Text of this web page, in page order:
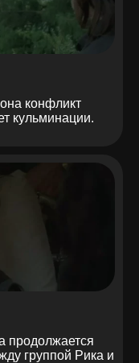
конфликт
кульминации.
продолжается
группой Рика и